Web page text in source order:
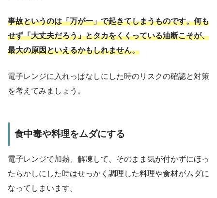
事故というのは「万が一」で起きてしまうものです。何も
せず「大丈夫だろう」とタカをくくっている油断こそが、
最大の原因といえるかもしれません。
電子レンジに入れっぱなしにした時のリスクの確認と対策
を考えてみましょう。
食中毒や料理をムダにする
電子レンジで加熱、解凍して、そのまま気が付かずにほっ
たらかしにした時はせっかく調理した料理や食材がムダに
なってしまいます。